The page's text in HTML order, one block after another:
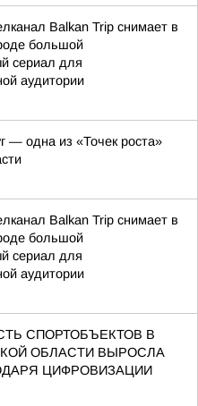
Balkan Trip снимает в
большой
сериал для
аудитории
— одна из «Точек роста»
Balkan Trip снимает в
большой
сериал для
аудитории
СПОРТОБЪЕКТОВ В
ОБЛАСТИ ВЫРОСЛА
ЦИФРОВИЗАЦИИ